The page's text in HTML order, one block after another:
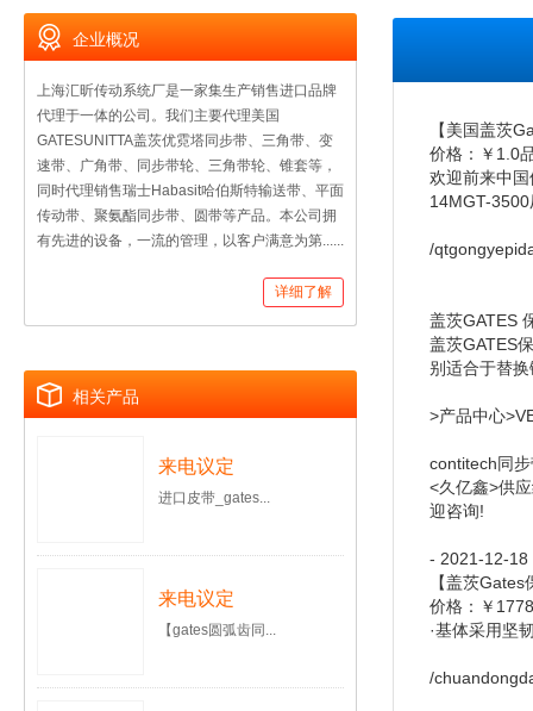
企业概况
上海汇昕传动系统厂是一家集生产销售进口品牌
代理于一体的公司。我们主要代理美国
GATESUNITTA盖茨优霓塔同步带、三角带、变
速带、广角带、同步带轮、三角带轮、锥套等，
同时代理销售瑞士Habasit哈伯斯特输送带、平面
传动带、聚氨酯同步带、圆带等产品。本公司拥
有先进的设备，一流的管理，以客户满意为第......
详细了解
相关产品
来电议定
进口皮带_gates...
来电议定
【gates圆弧齿同...
【美国盖茨
价格：￥1.0
欢迎前来中
14MGT-
/
盖茨GATES
盖茨GATES
别适合于替
>产品中心
contitech同
<久亿鑫>供
迎咨询!
- 2021-12-18
【盖茨
价格：￥
·基体采用坚
/